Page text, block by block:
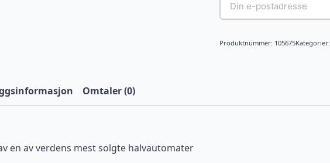
Produktnummer: 105675Kategorier:
Omtaler (0)
en av verdens mest solgte halvautomater